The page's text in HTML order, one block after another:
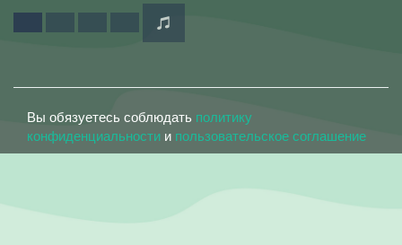
Вы обязуетесь соблюдать политику
конфиденциальности и пользовательское соглашение